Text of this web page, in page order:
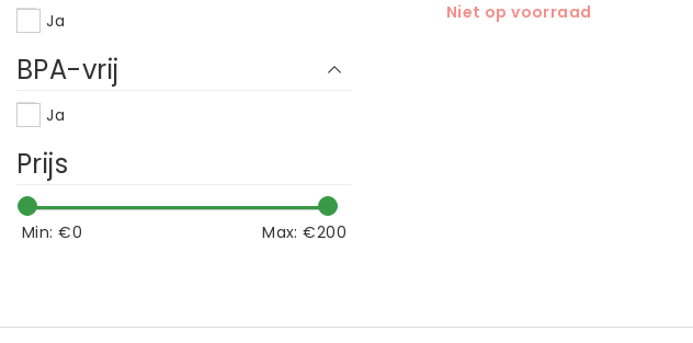
Ja
BPA-vrij
Ja
Prijs
Min: €0 Max: €200
Niet op voorraad